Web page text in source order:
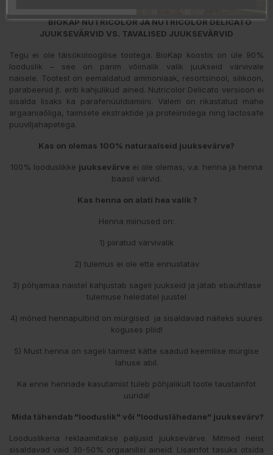
BIOKAP NUTRICOLOR JA NUTRICOLOR DELICATO
JUUKSEVÄRVID VS. TAVALISED JUUKSEVÄRVID
Tegu ei ole täisökoloogilise tootega. BioKap koostis on üle 90%
looduslik – see on parim võimalik valik juukseid värvivale
naisele. Tootest on eemaldatud ammoniaak, resortsinool, silikoon,
parabeenid jt. eriti kahjulikud ained. Nutricolor Delicato versioon ei
sisalda lisaks ka parafenüüldiamiini. Valem on rikastatud mahe
argaaniaõliga, taimsete ekstraktide ja proteiinidega ning lactosafe
puuviljahapetega.
Kas on olemas 100% naturaalseid juuksevärve?
100% looduslikke juuksevärve ei ole olemas, v.a. henna ja henna
baasil värvid.
Kas henna on alati hea valik ?
Henna miinused on:
1) piiratud värvivalik
2) tulemus ei ole ette ennustatav
3) põhjamaa naistel kahjustab sageli juukseid ja jätab ebaühtlase
tulemuse heledatel juustel
4) mõned hennapulbrid on mürgised ja sisaldavad näiteks suures
koguses pliid!
5) Must henna on sageli taimest kätte saadud keemilise mürgise
lahuse abil.
Ka enne hennade kasutamist tuleb põhjalikult toote taustainfot
uurida!
Mida tähendab "looduslik" või "looduslähedane" juuksevärv?
Looduslikena reklaamitakse paljusid juuksevärve. Mitmed neist
sisaldavad vaid 30-50% orgaanilisi aineid. Lisainfot tasuks otsida